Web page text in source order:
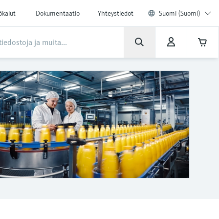
Dokumentaatio Yhteystiedot Suomi (Suomi)